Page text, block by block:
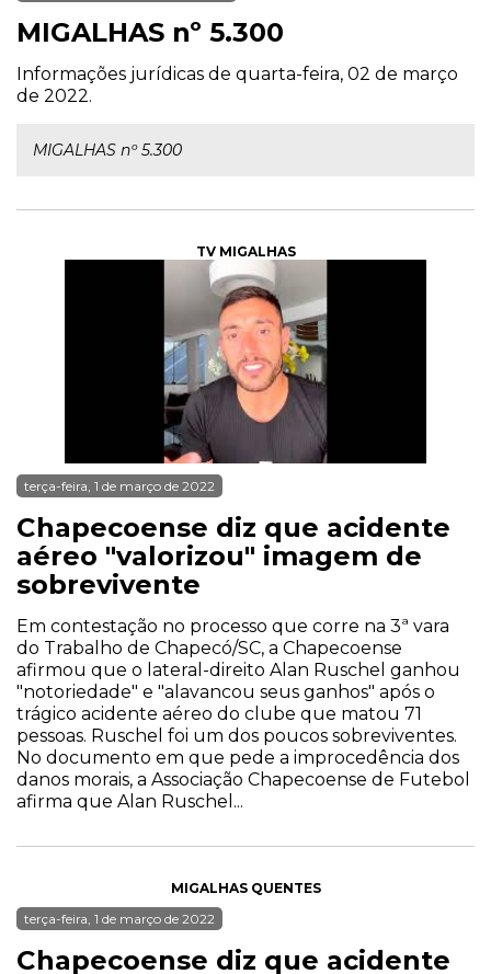
MIGALHAS nº 5.300
Informações jurídicas de quarta-feira, 02 de março
de 2022.
MIGALHAS nº 5.300
TV MIGALHAS
terça-feira, 1 de março de 2022
Chapecoense diz que acidente
aéreo "valorizou" imagem de
sobrevivente
Em contestação no processo que corre na 3ª vara
do Trabalho de Chapecó/SC, a Chapecoense
afirmou que o lateral-direito Alan Ruschel ganhou
"notoriedade" e "alavancou seus ganhos" após o
trágico acidente aéreo do clube que matou 71
pessoas. Ruschel foi um dos poucos sobreviventes.
No documento em que pede a improcedência dos
danos morais, a Associação Chapecoense de Futebol
afirma que Alan Ruschel...
MIGALHAS QUENTES
terça-feira, 1 de março de 2022
Chapecoense diz que acidente